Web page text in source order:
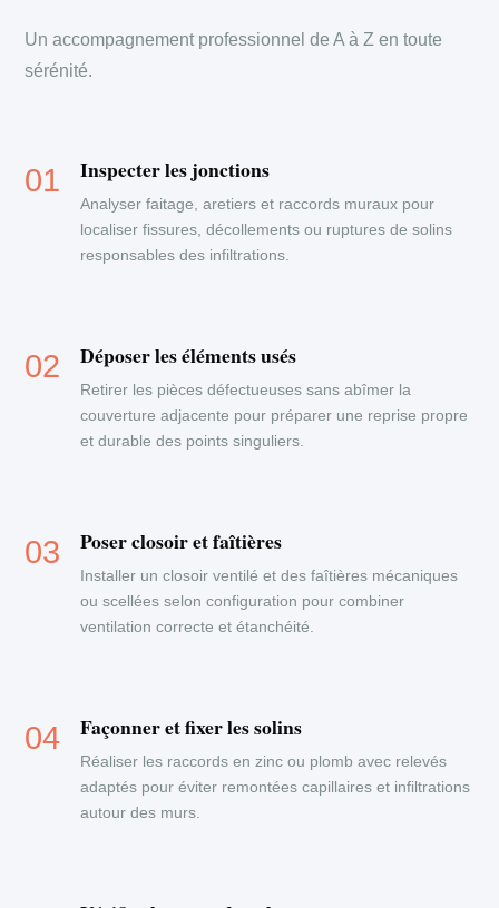
Un accompagnement professionnel de A à Z en toute
sérénité.
Inspecter les jonctions
Analyser faitage, aretiers et raccords muraux pour
localiser fissures, décollements ou ruptures de solins
responsables des infiltrations.
Déposer les éléments usés
Retirer les pièces défectueuses sans abîmer la
couverture adjacente pour préparer une reprise propre
et durable des points singuliers.
Poser closoir et faîtières
Installer un closoir ventilé et des faîtières mécaniques
ou scellées selon configuration pour combiner
ventilation correcte et étanchéité.
Façonner et fixer les solins
Réaliser les raccords en zinc ou plomb avec relevés
adaptés pour éviter remontées capillaires et infiltrations
autour des murs.